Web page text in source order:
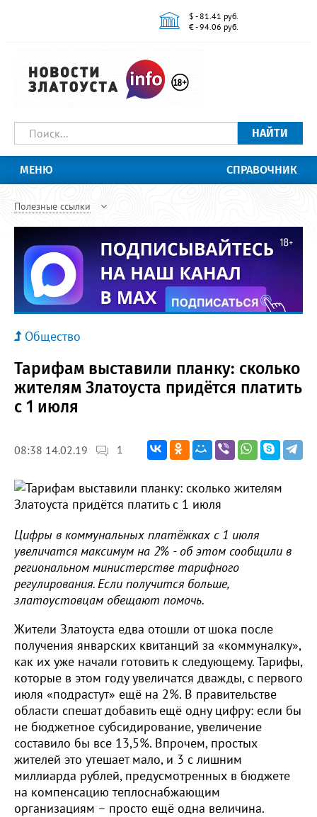
$ - 81.41 руб.
€ - 94.06 руб.
НАЙТИ
МЕНЮ СПРАВОЧНИК
Полезные ссылки
Общество
Тарифам выставили планку: сколько
жителям Златоуста придётся платить
с 1 июля
08:38 14.02.19 1
Цифры в коммунальных платёжках с 1 июля
увеличатся максимум на 2% - об этом сообщили в
региональном министерстве тарифного
регулирования. Если получится больше,
златоустовцам обещают помочь.
Жители Златоуста едва отошли от шока после
получения январских квитанций за «коммуналку»,
как их уже начали готовить к следующему. Тарифы,
которые в этом году увеличатся дважды, с первого
июля «подрастут» ещё на 2%. В правительстве
области спешат добавить ещё одну цифру: если бы
не бюджетное субсидирование, увеличение
составило бы все 13,5%. Впрочем, простых
жителей это утешает мало, и 3 с лишним
миллиарда рублей, предусмотренных в бюджете
на компенсацию теплоснабжающим
организациям – просто ещё одна величина.